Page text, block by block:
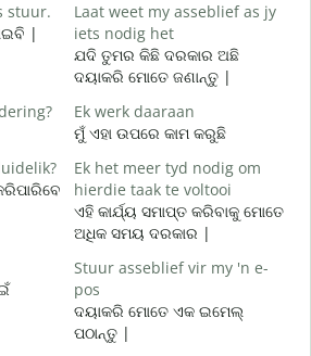
stuur.
|
Laat weet my asseblief as jy
iets nodig het
ଯଦି ତୁମର କିଛି ଦରକାର ଅଛି
ଦୟାକରି ମୋତେ ଜଣାନ୍ତୁ |
Ek werk daaraan
ମୁଁ ଏହା ଉପରେ କାମ କରୁଛି
Ek het meer tyd nodig om
hierdie taak te voltooi
ଏହି କାର୍ଯ୍ୟ ସମାପ୍ତ କରିବାକୁ ମୋତେ
ଅଧିକ ସମୟ ଦରକାର |
Stuur asseblief vir my 'n e-
pos
ଦୟାକରି ମୋତେ ଏକ ଇମେଲ୍
ପଠାନ୍ତୁ |